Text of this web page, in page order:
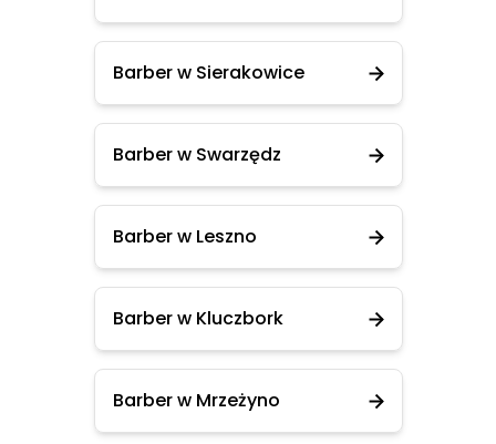
Barber w Sierakowice
Barber w Swarzędz
Barber w Leszno
Barber w Kluczbork
Barber w Mrzeżyno